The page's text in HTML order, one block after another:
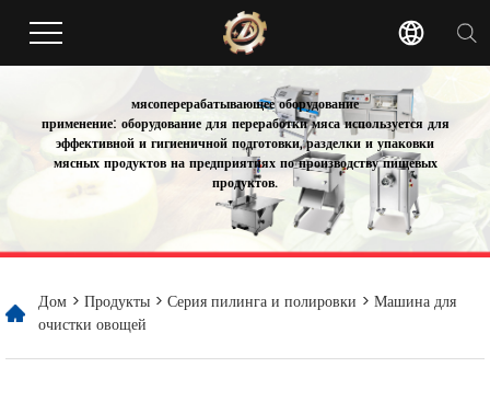
мясоперерабатывающее оборудование
применение: оборудование для переработки мяса используется для
эффективной и гигиеничной подготовки, разделки и упаковки
мясных продуктов на предприятиях по производству пищевых
продуктов.
Дом > Продукты > Серия пилинга и полировки > Машина для
очистки овощей